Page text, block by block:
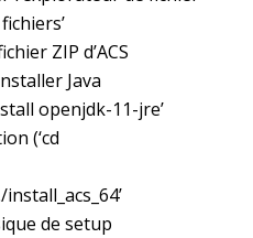
ZIP d’ACS
Java
openjdk-11-jre’
(‘cd
de setup